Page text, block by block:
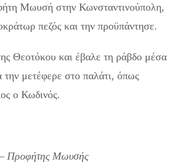
Μωυσή στην Κωνσταντινούπολη,
πεζός και την προϋπάντησε.
Θεοτόκου και έβαλε τη ράβδο μέσα
την μετέφερε στο παλάτι, όπως
ο Κωδινός.
– Προφήτης Μωυσής